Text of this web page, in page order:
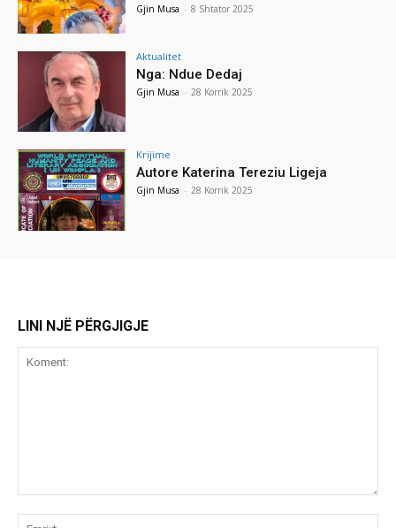
Gjin Musa - 8 Shtator 2025
Aktualitet
Nga: Ndue Dedaj
Gjin Musa - 28 Korrik 2025
Krijime
Autore Katerina Tereziu Ligeja
Gjin Musa - 28 Korrik 2025
LINI NJË PËRGJIGJE